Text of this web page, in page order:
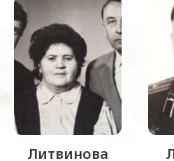
Литвинова